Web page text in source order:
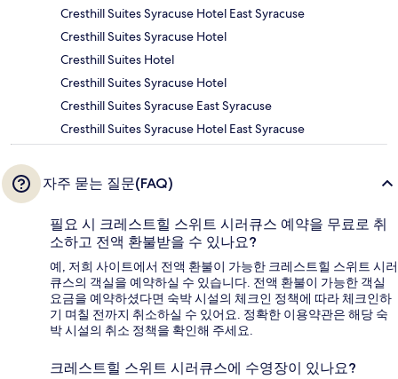
Cresthill Suites Syracuse Hotel East Syracuse
Cresthill Suites Syracuse Hotel
Cresthill Suites Hotel
Cresthill Suites Syracuse Hotel
Cresthill Suites Syracuse East Syracuse
Cresthill Suites Syracuse Hotel East Syracuse
자주 묻는 질문(FAQ)
필요 시 크레스트힐 스위트 시러큐스 예약을 무료로 취
소하고 전액 환불받을 수 있나요?
예, 저희 사이트에서 전액 환불이 가능한 크레스트힐 스위트 시러
큐스의 객실을 예약하실 수 있습니다. 전액 환불이 가능한 객실
요금을 예약하셨다면 숙박 시설의 체크인 정책에 따라 체크인하
기 며칠 전까지 취소하실 수 있어요. 정확한 이용약관은 해당 숙
박 시설의 취소 정책을 확인해 주세요.
크레스트힐 스위트 시러큐스에 수영장이 있나요?